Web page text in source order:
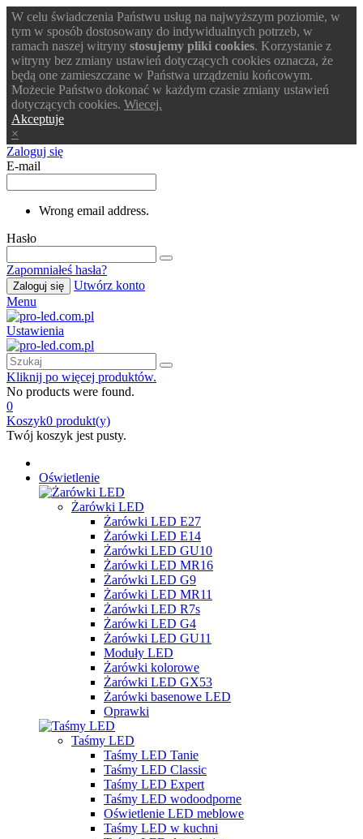
W celu świadczenia Państwu usług na najwyższym poziomie, w
tym w sposób dostosowany do indywidualnych potrzeb, w
ramach naszej witryny stosujemy pliki cookies. Korzystanie z
witryny bez zmiany ustawień dotyczących cookies oznacza, że
będą one zamieszczane w Państwa urządzeniu końcowym.
Możecie Państwo dokonać w każdym czasie zmiany ustawień
dotyczących cookies. Wiecej.
Akceptuje
×
Zaloguj się
E-mail
Wrong email address.
Hasło
Zapomniałeś hasła?
Zaloguj się
Utwórz konto
Menu
Ustawienia
Kliknij po więcej produktów.
No products were found.
0
Koszyk0 produkt(y)
Twój koszyk jest pusty.
Oświetlenie
Żarówki LED
Żarówki LED E27
Żarówki LED E14
Żarówki LED GU10
Żarówki LED MR16
Żarówki LED G9
Żarówki LED MR11
Żarówki LED R7s
Żarówki LED G4
Żarówki LED GU11
Moduły LED
Żarówki kolorowe
Żarówki LED GX53
Żarówki basenowe LED
Oprawki
Taśmy LED
Taśmy LED Tanie
Taśmy LED Classic
Taśmy LED Expert
Taśmy LED wodoodporne
Oświetlenie LED meblowe
Taśmy LED w kuchni